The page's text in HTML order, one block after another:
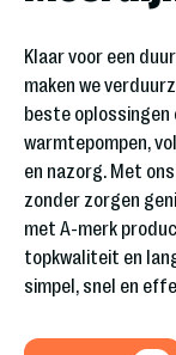
Klaar voor een
maken we
beste oplossingen
warmtepompen,
en nazorg. Met
zonder zorgen
met A-merk
topkwaliteit en
simpel, snel en